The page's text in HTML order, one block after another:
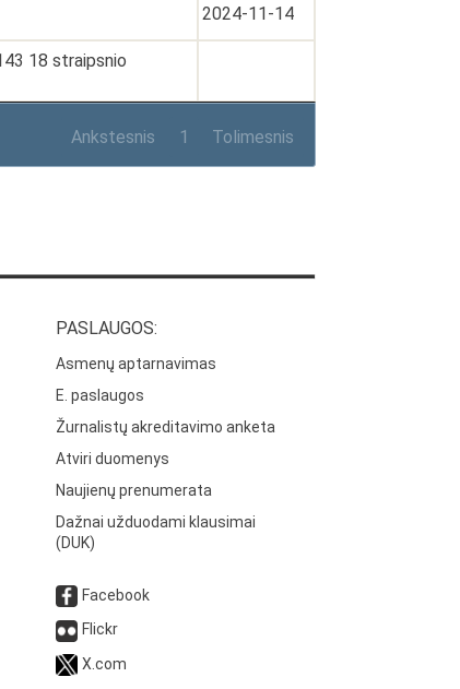
2024-11-14
18 straipsnio
Ankstesnis 1 Tolimesnis
PASLAUGOS:
Asmenų aptarnavimas
E. paslaugos
Žurnalistų akreditavimo anketa
Atviri duomenys
Naujienų prenumerata
Dažnai užduodami klausimai
(DUK)
Facebook
Flickr
X.com